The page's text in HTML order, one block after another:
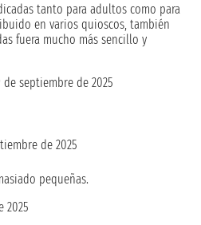
tanto para adultos como para
en varios quioscos, también
fuera mucho más sencillo y
de septiembre de 2025
de 2025
pequeñas.
2025